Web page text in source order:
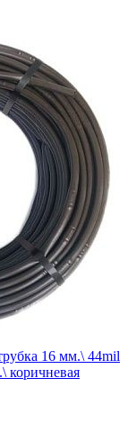
16 мм.\ 44mil
коричневая